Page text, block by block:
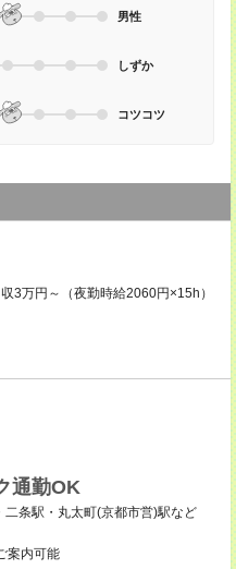
男性
しずか
コツコツ
万円～（夜勤時給2060円×15h）
通勤OK
二条駅・丸太町(京都市営)駅など
案内可能